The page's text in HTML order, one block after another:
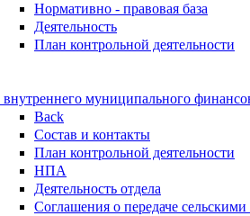
Нормативно - правовая база
Деятельность
План контрольной деятельности
муниципального
Back
Состав и контакты
План контрольной деятельности
НПА
Деятельность отдела
Соглашения о передаче